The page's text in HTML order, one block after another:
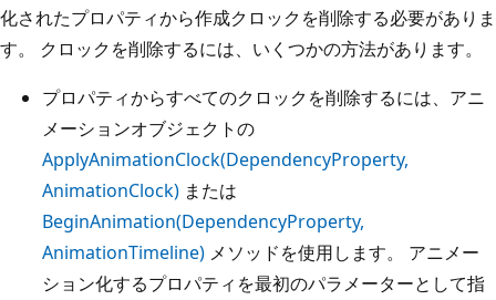
化されたプロパティから作成クロックを削除する必要がありま
す。 クロックを削除するには、いくつかの方法があります。
プロパティからすべてのクロックを削除するには、アニ
メーションオブジェクトの
ApplyAnimationClock(DependencyProperty,
AnimationClock) または
BeginAnimation(DependencyProperty,
AnimationTimeline) メソッドを使用します。 アニメー
ション化するプロパティを最初のパラメーターとして指